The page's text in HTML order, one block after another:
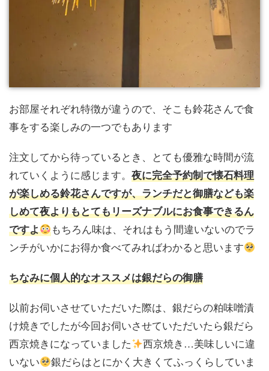
お部屋それぞれ特徴が違うので、そこも鈴花さんで食
事をする楽しみの一つでもあります
注文してから待っているとき、とても優雅な時間が流
れていくように感じます。 夜に完全予約制で懐石料理
が楽しめる鈴花さんですが、ランチだと御膳なども楽
しめて夜よりもとてもリーズナブルにお食事できるん
ですよ
もちろん味は、それはもう間違いないのでラ
ンチがいかにお得か食べてみればわかると思います
ちなみに個人的なオススメは銀だらの御膳
以前お伺いさせていただいた際は、銀だらの粕味噌漬
け焼きでしたが今回お伺いさせていただいたら銀だら
西京焼きになっていました
西京焼き…美味しいに違
いない
銀だらはとにかく大きくてふっくらしていま